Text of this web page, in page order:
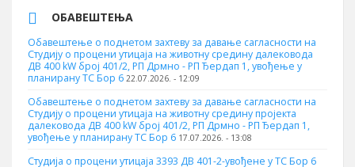
ОБАВЕШТЕЊА
Обавештење о поднетом захтеву за давање сагласности на
Студију о процени утицаја на животну средину далековода
ДВ 400 kW број 401/2, РП Дрмно - РП Ђердап 1, увођење у
планирану ТС Бор 6 22.07.2026. - 12:09
Обавештење о поднетом захтеву за давање сагласности на
Студију о процени утицаја на животну средину пројекта
далековода ДВ 400 kW број 401/2, РП Дрмно - РП Ђердап 1,
увођење у планирану ТС Бор 6 17.07.2026. - 13:08
Студија о процени утицаја 3393 ДВ 401-2-увођене у ТС Бор 6